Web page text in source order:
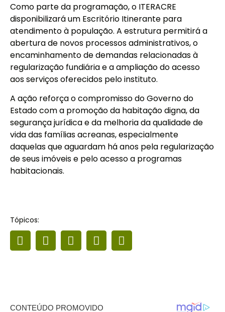
Como parte da programação, o ITERACRE
disponibilizará um Escritório Itinerante para
atendimento à população. A estrutura permitirá a
abertura de novos processos administrativos, o
encaminhamento de demandas relacionadas à
regularização fundiária e a ampliação do acesso
aos serviços oferecidos pelo instituto.
A ação reforça o compromisso do Governo do
Estado com a promoção da habitação digna, da
segurança jurídica e da melhoria da qualidade de
vida das famílias acreanas, especialmente
daquelas que aguardam há anos pela regularização
de seus imóveis e pelo acesso a programas
habitacionais.
Tópicos: